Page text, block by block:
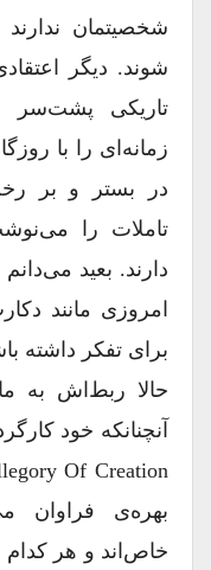
شخصیتمان
شوند. دیگر
تاریکی پشت‌سر
زمانه‌ای را با
در بستر و بر
تاملات را
دارند. بعید
امروزی مانند
برای تفکر داشته
حالا ربط‌اش به
آنچنانکه خود
بهره‌ی فراوان
خاص‌اند و هر کدام